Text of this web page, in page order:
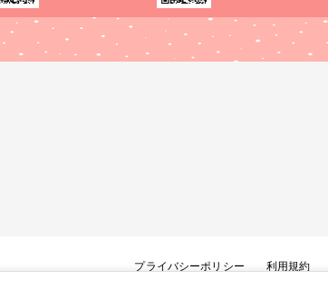
プライバシーポリシー 利用規約